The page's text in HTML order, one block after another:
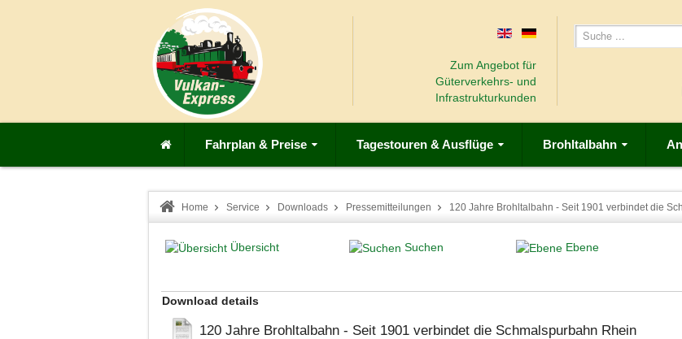
Zum Angebot für
Güterverkehrs- und
Infrastrukturkunden
Fahrplan & Preise Tagestouren & Ausflüge Brohltalbahn
Home Service Downloads Pressemitteilungen 120 Jahre Brohltalbahn - Seit 1901 verbindet die
Übersicht Suchen Ebene
Download details
120 Jahre Brohltalbahn - Seit 1901 verbindet die Schmalspurbahn Rhein